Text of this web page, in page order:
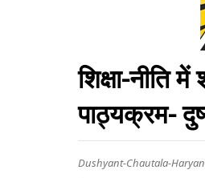
शिक्षा-नीति
पाठ्यक्रम-
Dushyant-Chautala-